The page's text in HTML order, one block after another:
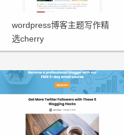
wordpress博客主题写作精
选cherry